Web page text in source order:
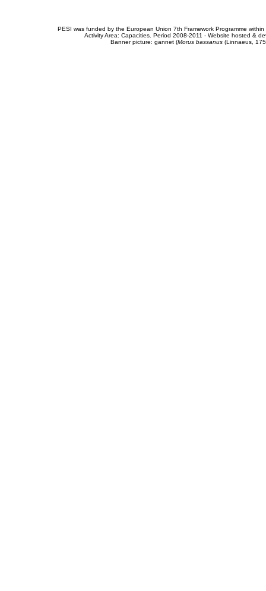
PESI was funded by the European Union 7th Framework Programme
Activity Area: Capacities. Period 2008-2011 - Website hosted &
Banner picture: gannet (Morus bassanus(Linnaeus,